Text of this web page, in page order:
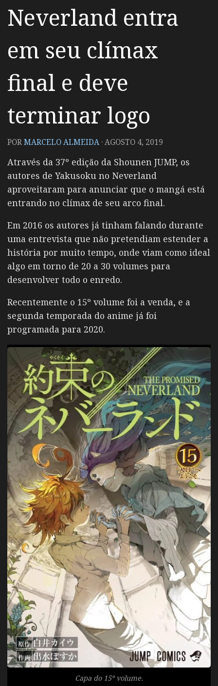
Neverland entra
em seu clímax
final e deve
terminar logo
PORMARCELO ALMEIDA ·AGOSTO 4, 2019
Através da 37º edição da Shounen JUMP, os
autores de Yakusoku no Neverland
aproveitaram para anunciar que o mangá está
entrando no clímax de seu arco final.
Em 2016 os autores já tinham falando durante
uma entrevista que não pretendiam estender a
história por muito tempo, onde viam como ideal
algo em torno de 20 a 30 volumes para
desenvolver todo o enredo.
Recentemente o 15º volume foi a venda, e a
segunda temporada do anime já foi
programada para 2020.
Capa do 15º volume.